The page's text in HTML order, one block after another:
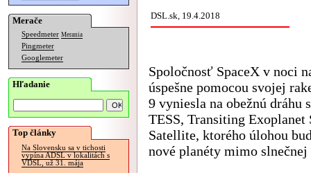
Merače
Speedmeter Merania
Pingmeter
Googlemeter
Hľadanie
Top články
Na Slovensku sa v tichosti
vypína ADSL v lokalitách s
VDSL, už 31. mája
DSL.sk, 19.4.2018
Spoločnosť SpaceX v noci
úspešne pomocou svojej
9 vyniesla na obežnú dráhu
TESS, Transiting Exoplanet
Satellite, ktorého úlohou
nové planéty mimo slnečnej